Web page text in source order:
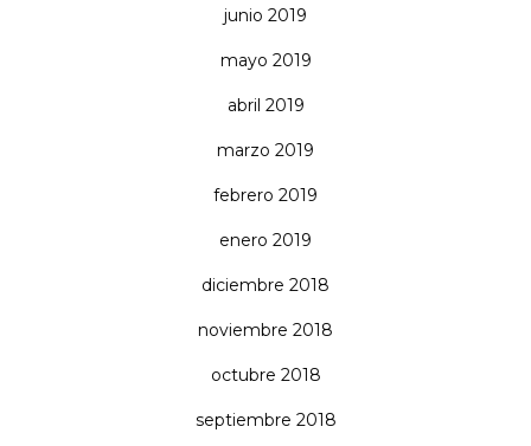
junio 2019
mayo 2019
abril 2019
marzo 2019
febrero 2019
enero 2019
diciembre 2018
noviembre 2018
octubre 2018
septiembre 2018